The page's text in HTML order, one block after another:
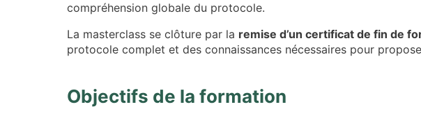
compréhension globale du protocole.
La masterclass se clôture par la remise d’un certificat de fin de
protocole complet et des connaissances nécessaires pour
Objectifs de la formation